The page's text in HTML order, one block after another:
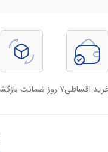
اقساطی۷ روز ضمانت بازگشت کالا